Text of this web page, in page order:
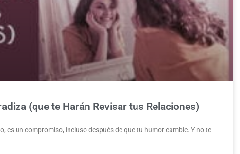
(que te Harán Revisar tus Relaciones)
es un compromiso, incluso después de que tu humor cambie. Y no te